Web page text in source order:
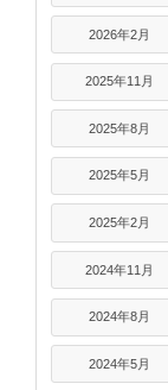
2026年2月
2025年11月
2025年8月
2025年5月
2025年2月
2024年11月
2024年8月
2024年5月